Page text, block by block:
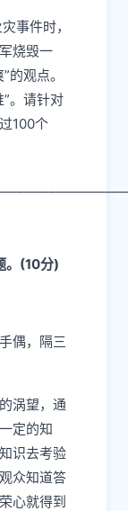
事件时，
烧毁一
”的观点。
”。请针对
100个
(10分)
偶，隔三
涡望，通
定的知
识去考验
众知道答
心就得到